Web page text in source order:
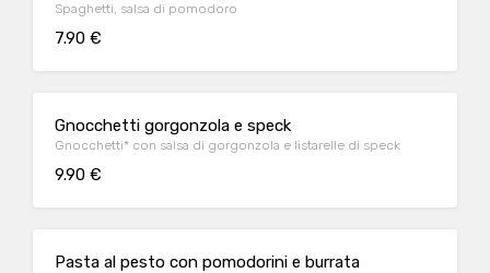
Spaghetti, salsa di pomodoro
7.90 €
Gnocchetti gorgonzola e speck
Gnocchetti* con salsa di gorgonzola e listarelle di speck
9.90 €
Pasta al pesto con pomodorini e burrata